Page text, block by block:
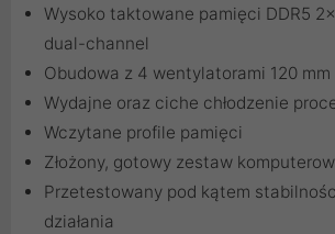
Wysoko taktowane pamięci DDR5
dual-channel
Obudowa z 4 wentylatorami 120 mm
Wydajne oraz ciche chłodzenie
Wczytane profile pamięci
Złożony, gotowy zestaw
Przetestowany pod kątem
działania